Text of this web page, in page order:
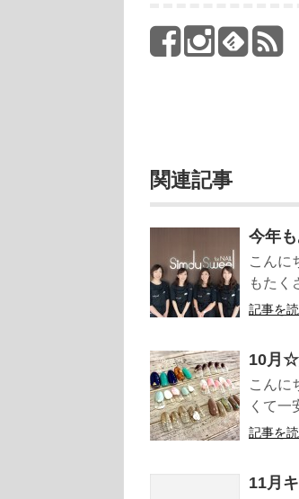
関連記事
今年
こんに
もたく
記事を
10月☆
こんに
くて一
記事を
11月